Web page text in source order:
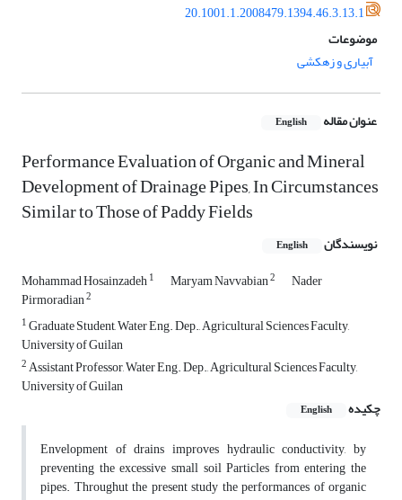
20.1001.1.2008479.1394.46.3.13.1
موضوعات
آبیاری و زهکشی
عنوان مقاله English
Performance Evaluation of Organic and Mineral
Development of Drainage Pipes, In Circumstances
Similar to Those of Paddy Fields
نویسندگان English
Mohammad Hosainzadeh1 Maryam Navvabian2 Nader
Pirmoradian2
1Graduate Student, Water Eng. Dep., Agricultural Sciences Faculty,
University of Guilan
2Assistant Professor, Water Eng. Dep., Agricultural Sciences Faculty,
University of Guilan
چکیده
English
Envelopment of drains improves hydraulic conductivity, by
preventing the excessive small soil Particles from entering the
pipes. Throughut the present study the performances of organic